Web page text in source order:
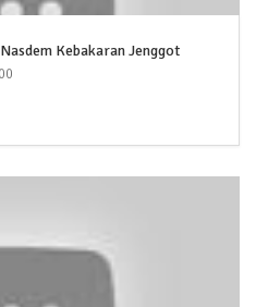
Kebakaran Jenggot